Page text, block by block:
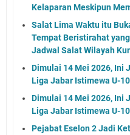
Kelaparan Meskipun
Salat Lima Waktu itu
Tempat Beristirahat
Jadwal Salat Wilayah
Dimulai 14 Mei 2026, Ini
Liga Jabar Istimewa U-
Dimulai 14 Mei 2026, Ini
Liga Jabar Istimewa U-
Pejabat Eselon 2 Jadi